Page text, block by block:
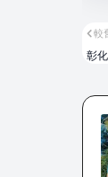
較
彰